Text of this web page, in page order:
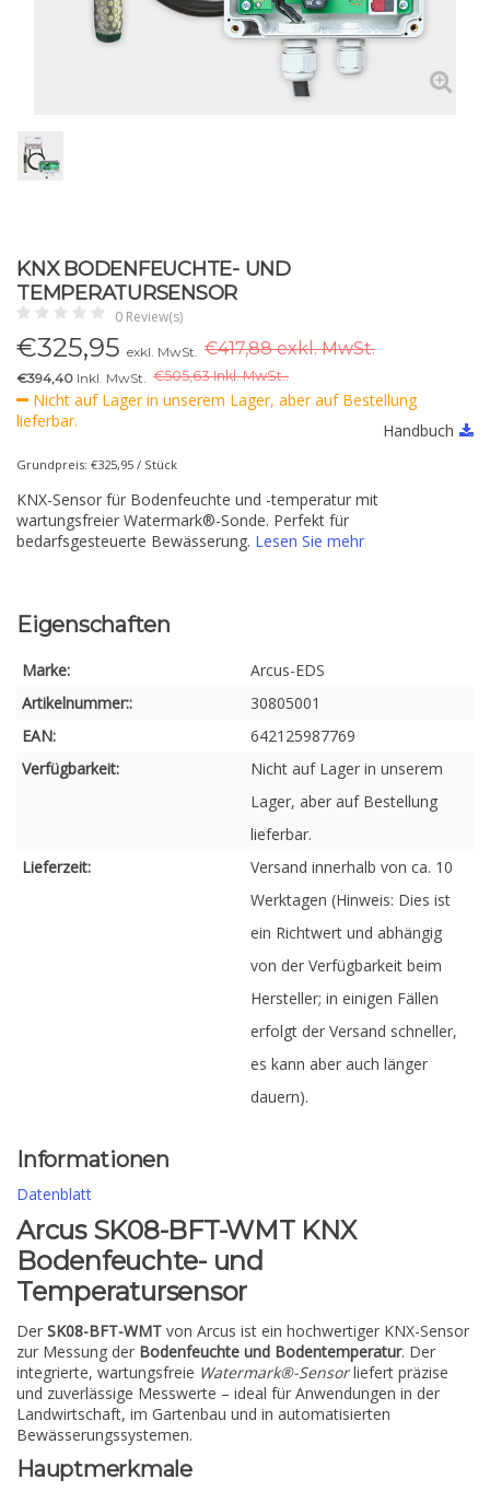
KNX BODENFEUCHTE- UND
TEMPERATURSENSOR
0 Review(s)
€325,95 exkl. MwSt. €417,88 exkl. MwSt.
€394,40 Inkl. MwSt. €505,63 Inkl. MwSt..
Nicht auf Lager in unserem Lager, aber auf Bestellung
lieferbar.
Handbuch
Grundpreis: €325,95 / Stück
KNX-Sensor für Bodenfeuchte und -temperatur mit
wartungsfreier Watermark®-Sonde. Perfekt für
bedarfsgesteuerte Bewässerung. Lesen Sie mehr
Eigenschaften
Marke:
Arcus-EDS
Artikelnummer::
30805001
EAN:
642125987769
Verfügbarkeit:
Nicht auf Lager in unserem
Lager, aber auf Bestellung
lieferbar.
Lieferzeit:
Versand innerhalb von ca. 10
Werktagen (Hinweis: Dies ist
ein Richtwert und abhängig
von der Verfügbarkeit beim
Hersteller; in einigen Fällen
erfolgt der Versand schneller,
es kann aber auch länger
dauern).
Informationen
Datenblatt
Arcus SK08-BFT-WMT KNX
Bodenfeuchte- und
Temperatursensor
Der SK08-BFT-WMT von Arcus ist ein hochwertiger KNX-Sensor
zur Messung der Bodenfeuchte und Bodentemperatur. Der
integrierte, wartungsfreie Watermark®-Sensorliefert präzise
und zuverlässige Messwerte – ideal für Anwendungen in der
Landwirtschaft, im Gartenbau und in automatisierten
Bewässerungssystemen.
Hauptmerkmale